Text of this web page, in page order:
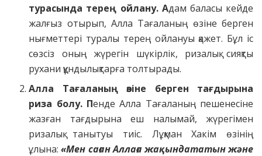
турасында терең ойлану. Адам баласы кейде
жалғыз отырып, Алла Тағаланың өзіне берген
нығметтері туралы терең ойлануы қажет. Бұл іс
сөзсіз оның жүрегін шүкірлік, ризалық сияқты
рухани құндылықтарға толтырады.
Алла Тағаланың өзіне берген тағдырына
риза болу. Пенде Алла Тағаланың пешенесіне
жазған тағдырына еш налымай, жүрегімен
ризалық танытуы тиіс. Лұқман Хакім өзінің
ұлына:«Мен саған Аллаға жақындататын және